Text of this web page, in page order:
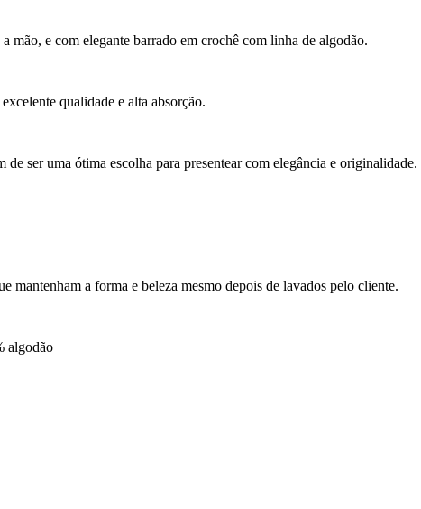
mão, e com elegante barrado em crochê com linha de algodão.
qualidade e alta absorção.
ser uma ótima escolha para presentear com elegância e originalidade.
mantenham a forma e beleza mesmo depois de lavados pelo cliente.
algodão